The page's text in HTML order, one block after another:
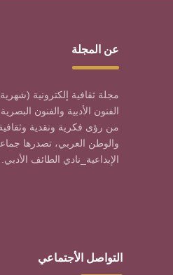
عن المجلة
مجلة ثقافية إلكترونية
الفنون الأدبية والفنون
من رؤى فكرية ونقدية
والوطن العربي، تصدرها
الإبداعية_نادي الطائف الأدبي.
التواصل الأجتماعي